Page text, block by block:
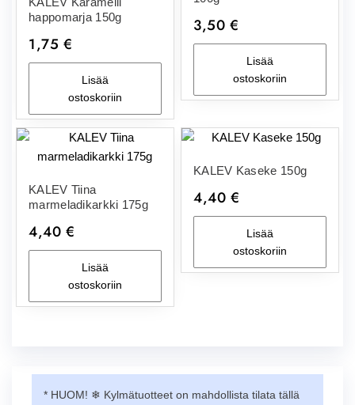
happomarja 150g
1,75 €
Lisää
ostoskoriin
3,50 €
Lisää
ostoskoriin
KALEV Tiina
marmeladikarkki 175g
4,40 €
Lisää
ostoskoriin
KALEV Kaseke 150g
4,40 €
Lisää
ostoskoriin
* HUOM! ❄︎ Kylmätuotteet on mahdollista tilata tällä